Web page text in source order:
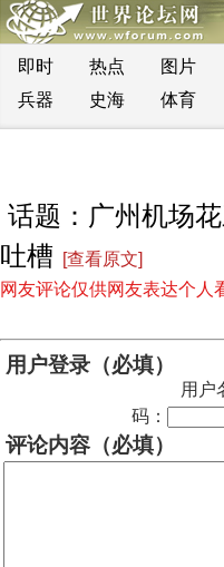
即时 热点 图片
兵器
史海 体育
话题：广州机场
吐槽
[查看原文]
网友评论仅供网友表达个人
用户登录（必填）
用户
码：
评论内容（必填）